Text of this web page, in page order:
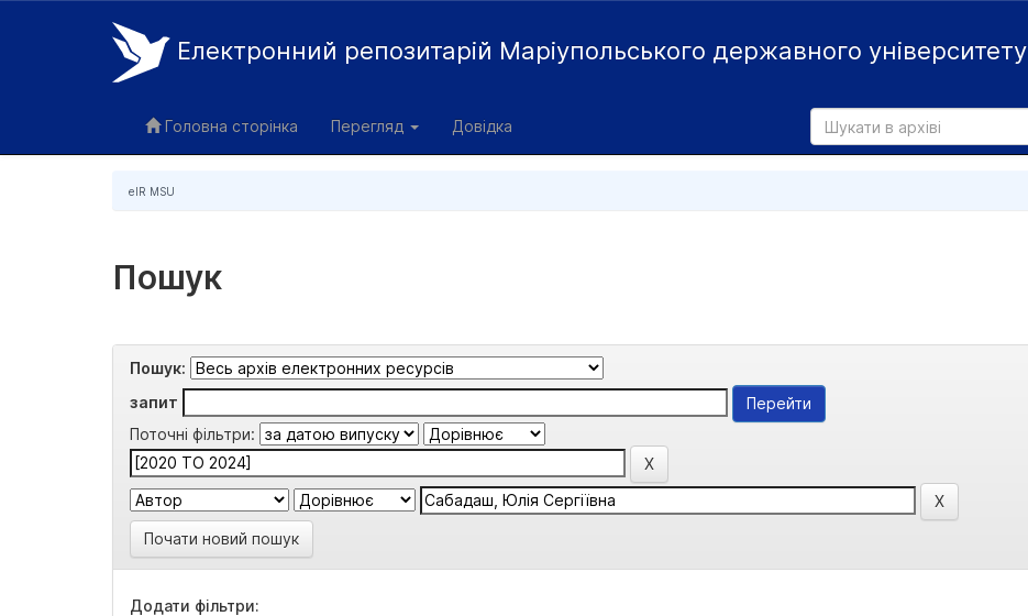
Електронний репозитарій Маріупольського державного університету
Головна сторінка Перегляд Довідка
eIR MSU
Пошук
Пошук:
запит
Поточні фільтри:
Почати новий пошук
Додати фільтри: